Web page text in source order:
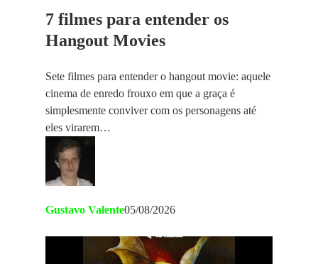
7 filmes para entender os
Hangout Movies
Sete filmes para entender o hangout movie: aquele
cinema de enredo frouxo em que a graça é
simplesmente conviver com os personagens até
eles virarem…
Gustavo Valente05/08/2026